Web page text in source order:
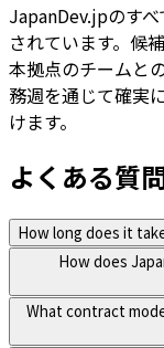
JapanDev.jpのす
されています。候
本拠点のチームと
務週を通じて確実
けます。
よくある質
How long does it
How does
What contract